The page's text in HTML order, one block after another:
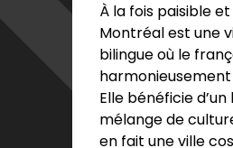
À la fois paisible
Montréal est une
bilingue où le
harmonieusement
Elle bénéficie d’un
mélange de
en fait une ville